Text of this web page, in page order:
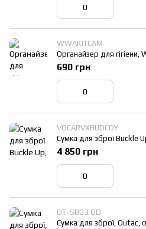
WWAKITCAM
Органайзер для
690 грн
VGCARVXBUDCOY
Сумка для зброї Buckle
4 850 грн
OT-SB03 OD
Сумка для зброї, Outac,